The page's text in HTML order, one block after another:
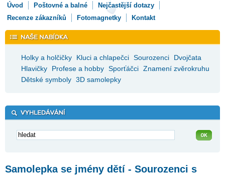
Úvod Poštovné a balné
Nejčastější dotazy
Recenze zákazníků
Fotomagnetky Kontakt
Holky a holčičky Kluci a chlapečci Sourozenci
Dvojčata
Hlavičky
Profese a hobby Sporťáčci Znamení zvěrokruhu
Dětské symboly 3D samolepky
Samolepka se jmény dětí - Sourozenci s